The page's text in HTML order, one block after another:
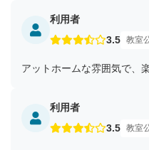
利用者
3.5 教室
アットホームな雰囲気で、
利用者
3.5 教室